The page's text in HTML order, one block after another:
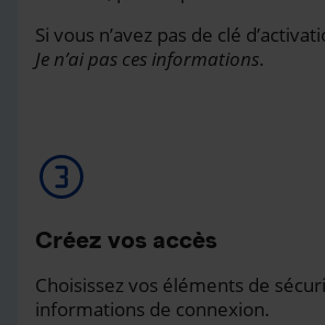
Si vous n’avez pas de clé
Je n’ai pas ces informations.
Créez vos accès
Choisissez vos éléments de
informations de connexion.